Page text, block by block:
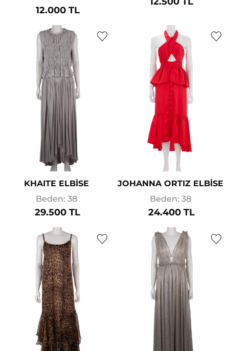
12.000 TL
KHAITE ELBİSE
Beden: 38
29.500 TL
JOHANNA ORTIZ ELBİSE
Beden: 38
24.400 TL